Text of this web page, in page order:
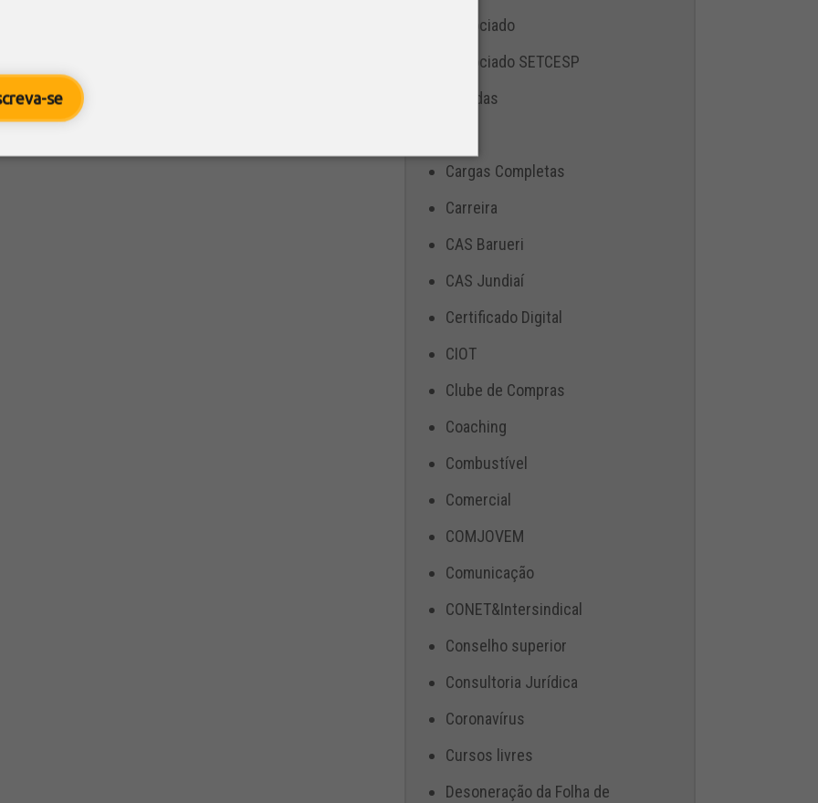
se
Associado
Associado SETCESP
Bebidas
Cargas Completas
Carreira
CAS Barueri
CAS Jundiaí
Certificado Digital
CIOT
Clube de Compras
Coaching
Combustível
Comercial
COMJOVEM
Comunicação
CONET&Intersindical
Conselho superior
Consultoria Jurídica
Coronavírus
Cursos livres
Desoneração da Folha de